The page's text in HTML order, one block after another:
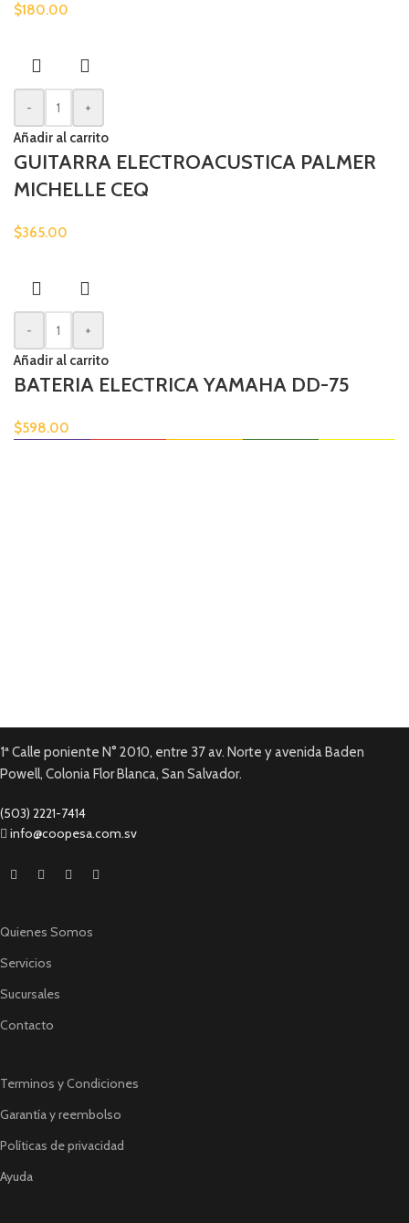
$180.00
-
+
Añadir al carrito
GUITARRA ELECTROACUSTICA PALMER
MICHELLE CEQ
$365.00
-
+
Añadir al carrito
BATERIA ELECTRICA YAMAHA DD-75
$598.00
1ª Calle poniente N° 2010, entre 37 av. Norte y avenida Baden
Powell, Colonia Flor Blanca, San Salvador.
(503) 2221-7414
info@coopesa.com.sv
Quienes Somos
Servicios
Sucursales
Contacto
Terminos y Condiciones
Garantía y reembolso
Políticas de privacidad
Ayuda